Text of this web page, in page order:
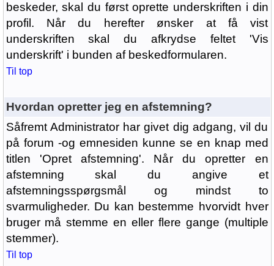
beskeder, skal du først oprette underskriften i din
profil. Når du herefter ønsker at få vist
underskriften skal du afkrydse feltet 'Vis
underskrift' i bunden af beskedformularen.
Til top
Hvordan opretter jeg en afstemning?
Såfremt Administrator har givet dig adgang, vil du
på forum -og emnesiden kunne se en knap med
titlen 'Opret afstemning'. Når du opretter en
afstemning skal du angive et
afstemningsspørgsmål og mindst to
svarmuligheder. Du kan bestemme hvorvidt hver
bruger må stemme en eller flere gange (multiple
stemmer).
Til top